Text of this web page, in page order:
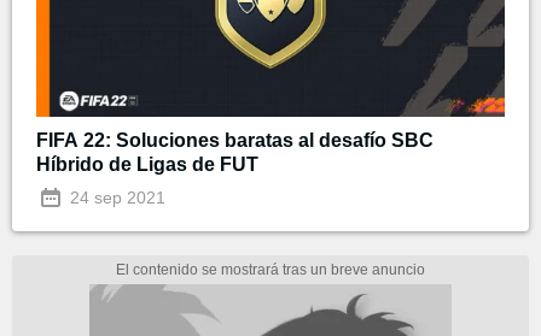
FIFA 22: Soluciones baratas al desafío SBC
Híbrido de Ligas de FUT
24 sep 2021